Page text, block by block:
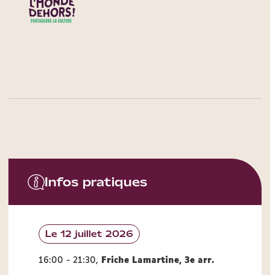
Infos pratiques
Le 12 juillet 2026
16:00 - 21:30, Friche Lamartine, 3e arr.